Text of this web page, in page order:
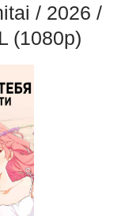
/ 2026 /
(1080p)